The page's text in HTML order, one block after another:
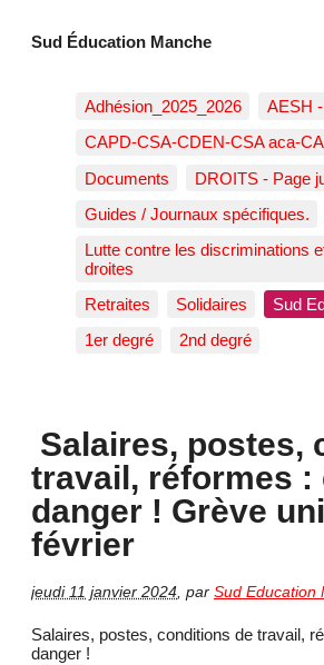
Sud Éducation Manche
Adhésion_2025_2026
AESH
CAPD-CSA-CDEN-CSA aca-
Documents
DROITS - Page
Guides / Journaux spécifiques.
Lutte contre les discriminations
droites
Retraites
Solidaires
Sud
1er degré
2nd degré
Salaires, postes,
travail, réformes :
danger ! Grève
février
jeudi 11 janvier 2024 par Sud Education
Salaires, postes, conditions de travail,
danger !